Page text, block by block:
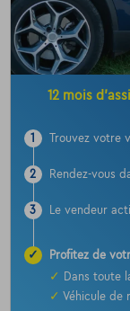
12 mois
1 Trouvez votre
2 Rendez-vous
3 Le vendeur
✓
Profitez de
✓
Dans toute
✓ Véhicule de